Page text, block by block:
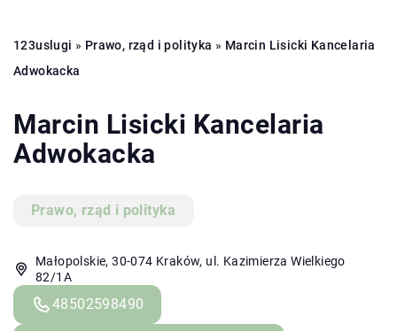
123uslugi » Prawo, rząd i polityka » Marcin Lisicki Kancelaria
Adwokacka
Marcin Lisicki Kancelaria
Adwokacka
Prawo, rząd i polityka
Małopolskie, 30-074 Kraków, ul. Kazimierza Wielkiego
82/1A
48502598490